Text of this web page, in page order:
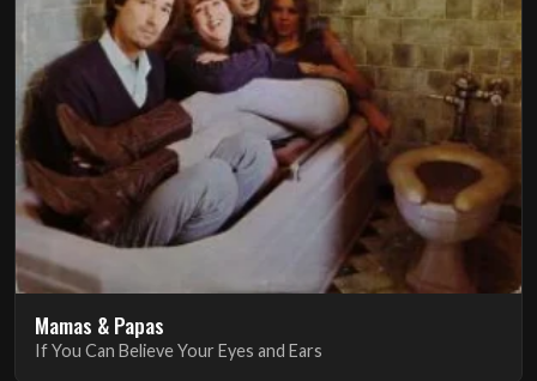
Mamas & Papas
If You Can Believe Your Eyes and Ears